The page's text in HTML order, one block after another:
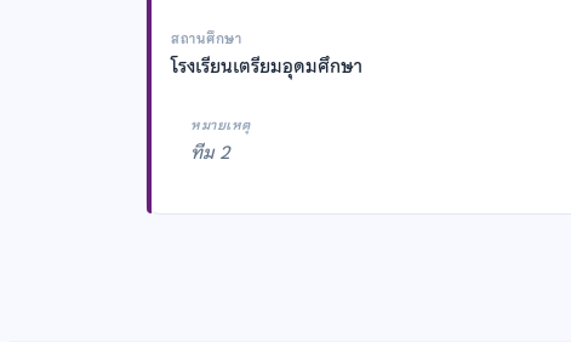
สถานศึกษา
โรงเรียนเตรียมอุดมศึกษา
หมายเหตุ
ทีม 2